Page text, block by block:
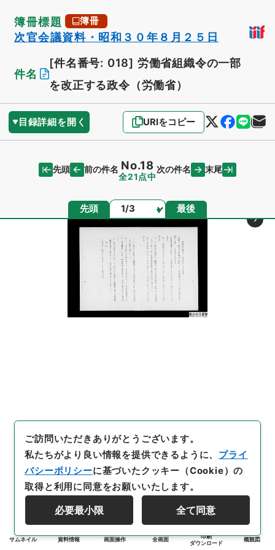
簿冊標題 簿冊
次官会議資料・昭和３０年８月２５日
件名
[件名番号: 018] 労働省組織令の一部
を改正する政令（労働省）
目録詳細を開く URIをコピー
先頭 前の件名 No.18
全21点中
次の件名 末尾
先頭 ページ 最後
サムネイル 資料情報 画面操作 全画面
印刷
ダウンロード
概観図
ご訪問いただきありがとうございます。
私たちがより良い情報を提供できるように、 プライ
バシーポリシーに基づいたクッキー（Cookie）の
取得と利用に同意をお願いいたします。
必要最小限 全て同意